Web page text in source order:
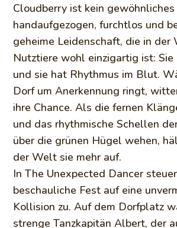
Cloudberry ist kein gewöhnliches
handaufgezogen, furchtlos und
geheime Leidenschaft, die in der
Nutztiere wohl einzigartig ist:
und sie hat Rhythmus im Blut.
Dorf um Anerkennung ringt,
ihre Chance. Als die fernen
und das rhythmische Schellen
über die grünen Hügel wehen,
der Welt sie mehr auf.
In The Unexpected Dancer
beschauliche Fest auf eine
Kollision zu. Auf dem Dorfplatz
strenge Tanzkapitän Albert, der